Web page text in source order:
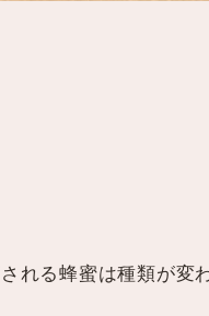
れる蜂蜜は種類が変